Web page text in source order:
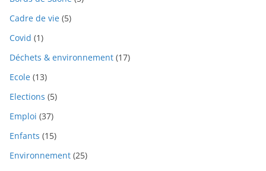
Cadre de vie (5)
Covid (1)
Déchets & environnement (17)
Ecole (13)
Elections (5)
Emploi (37)
Enfants (15)
Environnement (25)